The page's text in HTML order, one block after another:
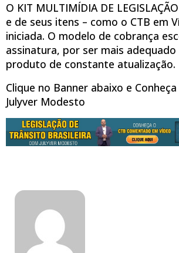
O KIT MULTIMÍDIA DE
e de seus itens – como o CTB em
iniciada. O modelo de cobrança
assinatura, por ser mais adequado
produto de constante atualização.
Clique no Banner abaixo e
Julyver Modesto